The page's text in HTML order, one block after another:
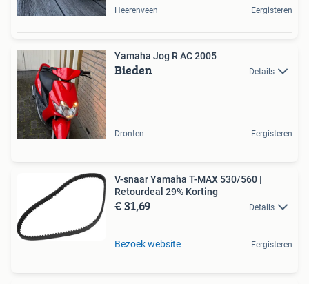
Heerenveen Eergisteren
Yamaha Jog R AC 2005
Bieden Details
Dronten Eergisteren
V-snaar Yamaha T-MAX 530/560 |
Retourdeal 29% Korting
€ 31,69 Details
Bezoek website Eergisteren